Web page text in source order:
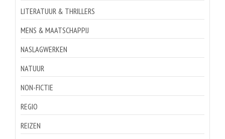
LITERATUUR & THRILLERS
MENS & MAATSCHAPPIJ
NASLAGWERKEN
NATUUR
NON-FICTIE
REGIO
REIZEN